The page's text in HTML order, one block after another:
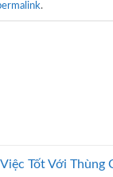
.
Tốt Với Thùng